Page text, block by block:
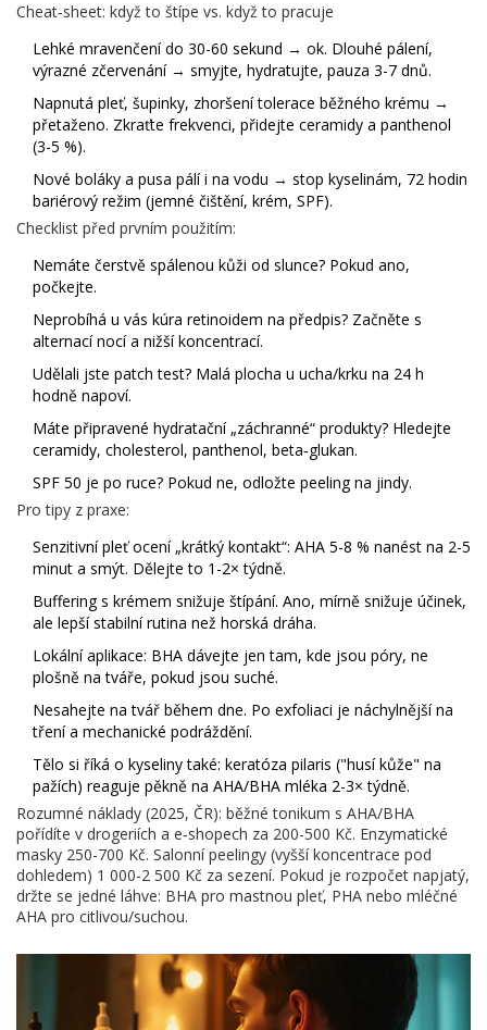
Cheat‑sheet: když to štípe vs. když to pracuje
Lehké mravenčení do 30-60 sekund → ok. Dlouhé pálení,
výrazné zčervenání → smyjte, hydratujte, pauza 3-7 dnů.
Napnutá pleť, šupinky, zhoršení tolerace běžného krému →
přetaženo. Zkraťte frekvenci, přidejte ceramidy a panthenol
(3-5 %).
Nové boláky a pusa pálí i na vodu → stop kyselinám, 72 hodin
bariérový režim (jemné čištění, krém, SPF).
Checklist před prvním použitím:
Nemáte čerstvě spálenou kůži od slunce? Pokud ano,
počkejte.
Neprobíhá u vás kúra retinoidem na předpis? Začněte s
alternací nocí a nižší koncentrací.
Udělali jste patch test? Malá plocha u ucha/krku na 24 h
hodně napoví.
Máte připravené hydratační „záchranné“ produkty? Hledejte
ceramidy, cholesterol, panthenol, beta‑glukan.
SPF 50 je po ruce? Pokud ne, odložte peeling na jindy.
Pro tipy z praxe:
Senzitivní pleť ocení „krátký kontakt“: AHA 5-8 % nanést na 2-5
minut a smýt. Dělejte to 1-2× týdně.
Buffering s krémem snižuje štípání. Ano, mírně snižuje účinek,
ale lepší stabilní rutina než horská dráha.
Lokální aplikace: BHA dávejte jen tam, kde jsou póry, ne
plošně na tváře, pokud jsou suché.
Nesahejte na tvář během dne. Po exfoliaci je náchylnější na
tření a mechanické podráždění.
Tělo si říká o kyseliny také: keratóza pilaris ("husí kůže" na
pažích) reaguje pěkně na AHA/BHA mléka 2-3× týdně.
Rozumné náklady (2025, ČR): běžné tonikum s AHA/BHA
pořídíte v drogeriích a e‑shopech za 200-500 Kč. Enzymatické
masky 250-700 Kč. Salonní peelingy (vyšší koncentrace pod
dohledem) 1 000-2 500 Kč za sezení. Pokud je rozpočet napjatý,
držte se jedné láhve: BHA pro mastnou pleť, PHA nebo mléčné
AHA pro citlivou/suchou.